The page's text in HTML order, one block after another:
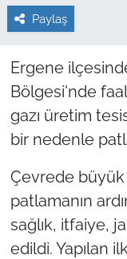
Paylaş
Ergene
Bölgesi'nde
gazı üretim
bir nedenle
Çevrede
patlamanın
sağlık, itfaiye,
edildi. Yapılan